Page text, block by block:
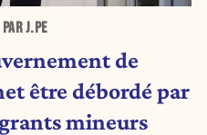
J.PE
de
être débordé par
mineurs